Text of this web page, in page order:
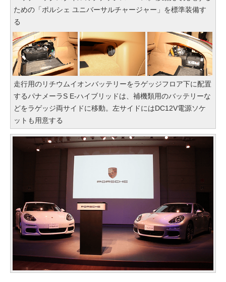
ための「ポルシェ ユニバーサルチャージャー」を標準装備す
る
走行用のリチウムイオンバッテリーをラゲッジフロア下に配置
するパナメーラS E-ハイブリッドは、補機類用のバッテリーな
どをラゲッジ両サイドに移動。左サイドにはDC12V電源ソケ
ットも用意する